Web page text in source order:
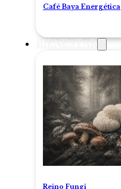
Café Baya Energética
BIENESTAR
Reino Fungi